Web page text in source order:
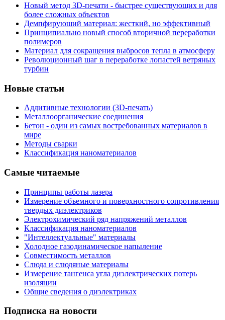
Новый метод 3D-печати - быстрее существующих и для
более сложных объектов
Демпфирующий материал: жесткий, но эффективный
Принципиально новый способ вторичной переработки
полимеров
Материал для сокращения выбросов тепла в атмосферу
Революционный шаг в переработке лопастей ветряных
турбин
Новые статьи
Аддитивные технологии (3D-печать)
Металлоорганические соединения
Бетон - один из самых востребованных материалов в
мире
Методы сварки
Классификация наноматериалов
Самые читаемые
Принципы работы лазера
Измерение объемного и поверхностного сопротивления
твердых диэлектриков
Электрохимический ряд напряжений металлов
Классификация наноматериалов
"Интеллектуальные" материалы
Холодное газодинамическое напыление
Совместимость металлов
Слюда и слюдяные материалы
Измерение тангенса угла диэлектрических потерь
изоляции
Общие сведения о диэлектриках
Подписка на новости